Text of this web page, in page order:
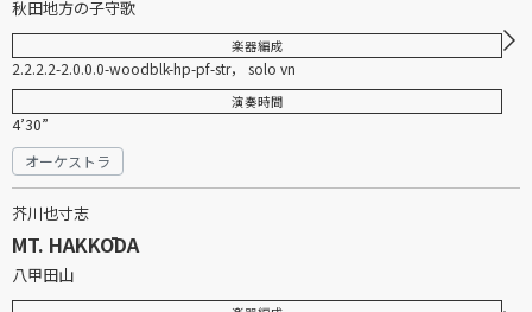
秋田地方の子守歌
楽器編成
2.2.2.2-2.0.0.0-woodblk-hp-pf-str， solo vn
演奏時間
4’30”
オーケストラ
芥川也寸志
MT. HAKKŌDA
八甲田山